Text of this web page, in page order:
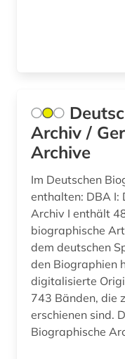
biografien (1)
biografin (1)
biographie. (1)
biographien (5)
Serbien (3)
Slowenien (4)
Spanien (4)
Suedasien (3)
Suedostasien (1)
Archiv /
Archive
Im Deutschen
enthalten: DBA I:
Archiv I enthält
biographische
dem deutschen
den Biographien
digitalisierte
743 Bänden, die
erschienen sind.
Biographische